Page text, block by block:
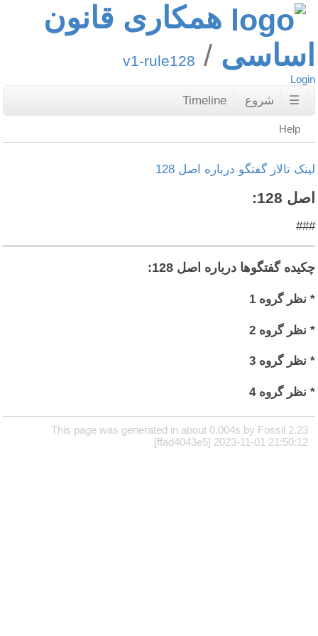
همکاری قانون
اساسی
v1-rule128
Login
☰ شروع Timeline
Help
لینک تالار گفتگو درباره اصل 128
اصل 128:
###
چکیده گفتگوها درباره اصل 128:
* نظر گروه 1
* نظر گروه 2
* نظر گروه 3
* نظر گروه 4
This page was generated in about 0.004s by Fossil 2.23
[ffad4043e5] 2023-11-01 21:50:12